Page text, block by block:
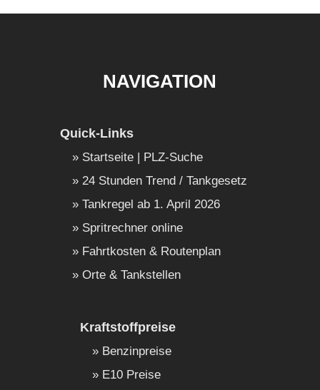
NAVIGATION
Quick-Links
Startseite | PLZ-Suche
24 Stunden Trend / Tankgesetz
Tankregel ab 1. April 2026
Spritrechner online
Fahrtkosten & Routenplan
Orte & Tankstellen
Kraftstoffpreise
Benzinpreise
E10 Preise